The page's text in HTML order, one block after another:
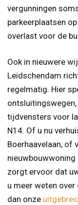
vergunningen
parkeerplaatsen
overlast voor de
Ook in nieuwere
Leidschendam
regelmatig. Hier
tijdvensters voor
N14. Of u nu
Boerhaavelaan, of
zorgt ervoor dat
u meer weten over
dan onze